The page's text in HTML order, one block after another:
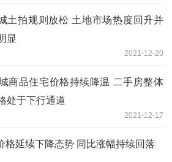
土拍规则放松 土地市场热度回升并
显
2021-12-20
商品住宅价格持续降温 二手房整体
处于下行通道
2021-12-17
格延续下降态势 同比涨幅持续回落